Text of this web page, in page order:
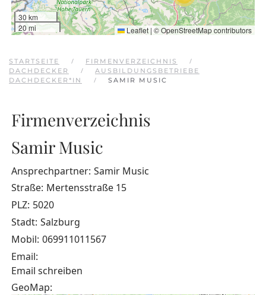
30 km
20 mi
Leaflet | ©OpenStreetMapcontributors
STARTSEITE
FIRMENVERZEICHNIS
DACHDECKER
AUSBILDUNGSBETRIEBE
DACHDECKER*IN
SAMIR MUSIC
Firmenverzeichnis
Samir Music
Ansprechpartner: Samir Music
Straße: Mertensstraße 15
PLZ: 5020
Stadt: Salzburg
Mobil: 069911011567
Email:
Email schreiben
GeoMap: